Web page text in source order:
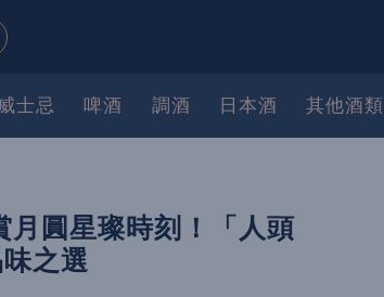
士忌 啤酒 調酒 日本酒 其他酒類
月圓星璨時刻！「人頭
之選